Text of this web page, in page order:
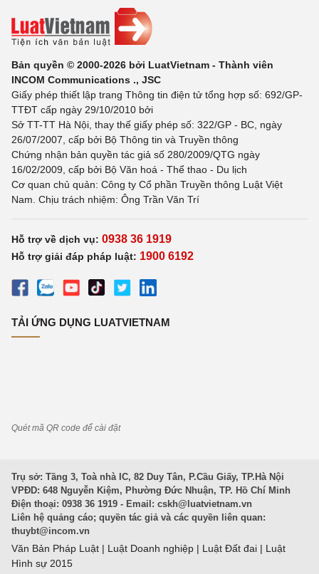
Bản quyền © 2000-2026 bởi LuatVietnam - Thành viên
INCOM Communications ., JSC
Giấy phép thiết lập trang Thông tin điện tử tổng hợp số: 692/GP-
TTĐT cấp ngày 29/10/2010 bởi
Sở TT-TT Hà Nội, thay thế giấy phép số: 322/GP - BC, ngày
26/07/2007, cấp bởi Bộ Thông tin và Truyền thông
Chứng nhận bản quyền tác giả số 280/2009/QTG ngày
16/02/2009, cấp bởi Bộ Văn hoá - Thể thao - Du lịch
Cơ quan chủ quản: Công ty Cổ phần Truyền thông Luật Việt
Nam. Chịu trách nhiệm: Ông Trần Văn Trí
Hỗ trợ về dịch vụ: 0938 36 1919
Hỗ trợ giải đáp pháp luật: 1900 6192
TẢI ỨNG DỤNG LUATVIETNAM
Quét mã QR code để cài đặt
Trụ sở: Tầng 3, Toà nhà IC, 82 Duy Tân, P.Cầu Giấy, TP.Hà Nội
VPĐD: 648 Nguyễn Kiệm, Phường Đức Nhuận, TP. Hồ Chí Minh
Điện thoại: 0938 36 1919 - Email: cskh@luatvietnam.vn
Liên hệ quảng cáo; quyền tác giả và các quyền liên quan:
thuybt@incom.vn
Văn Bản Pháp Luật | Luật Doanh nghiệp | Luật Đất đai | Luật
Hình sự 2015